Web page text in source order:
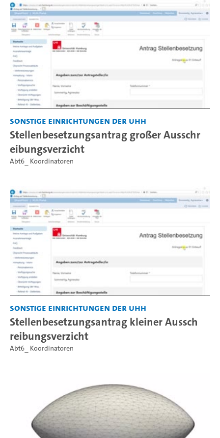
Sonstige Einrichtungen der UHH
Stellenbesetzungsantrag großer Ausschr
eibungsverzicht
Abt6_ Koordinatoren
Sonstige Einrichtungen der UHH
Stellenbesetzungsantrag kleiner Aussch
reibungsverzicht
Abt6_ Koordinatoren